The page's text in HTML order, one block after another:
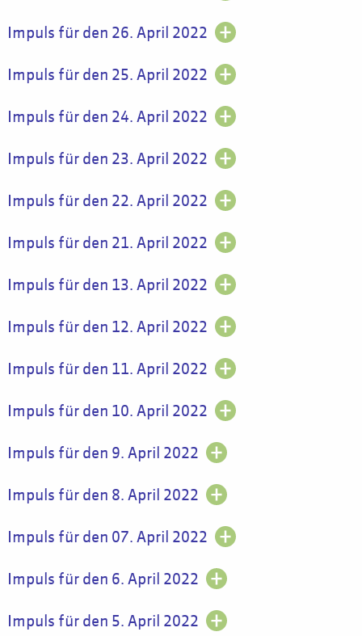
Impuls für den 26. April 2022
Impuls für den 25. April 2022
Impuls für den 24. April 2022
Impuls für den 23. April 2022
Impuls für den 22. April 2022
Impuls für den 21. April 2022
Impuls für den 13. April 2022
Impuls für den 12. April 2022
Impuls für den 11. April 2022
Impuls für den 10. April 2022
Impuls für den 9. April 2022
Impuls für den 8. April 2022
Impuls für den 07. April 2022
Impuls für den 6. April 2022
Impuls für den 5. April 2022